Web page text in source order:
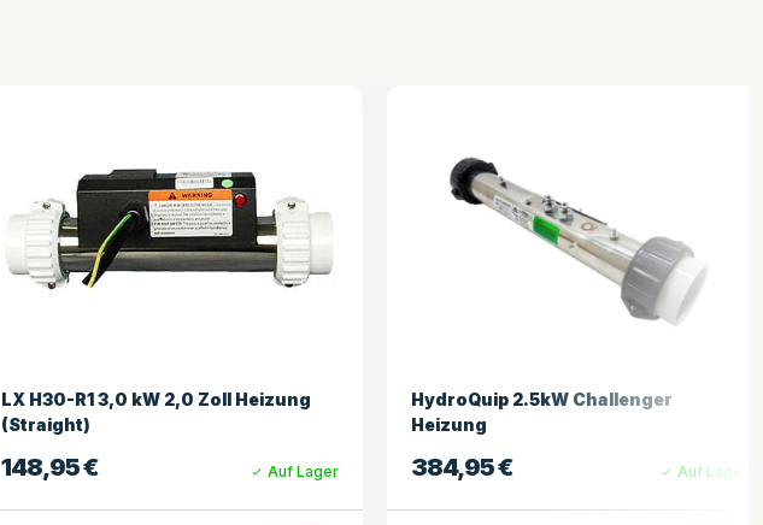
HydroQuip 2.5kW Challenger
Heizung
384,95€ Auf Lager
Gecko HEAT.WAV 3.0kW Heizung
SSPA
244,95€ Auf Lager